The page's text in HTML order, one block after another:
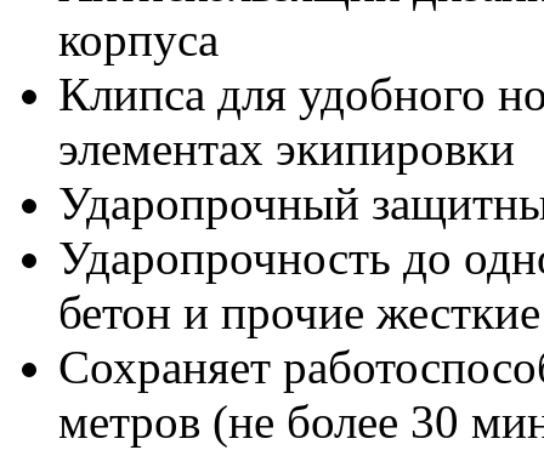
корпуса
Клипса для удобного
элементах экипировки
Ударопрочный
Ударопрочность до
бетон и прочие
Сохраняет
метров (не более 30